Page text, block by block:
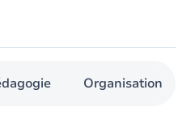
Organisation